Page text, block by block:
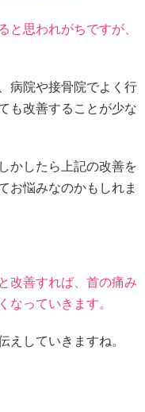
と思われがちですが、
病院や接骨院でよく行
も改善することが少な
かしたら上記の改善を
お悩みなのかもしれま
改善すれば、首の痛み
なっていきます。
えしていきますね。